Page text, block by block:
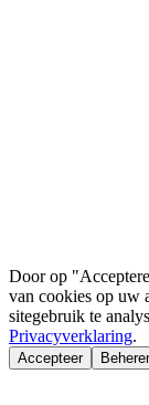
Door op
van cookies op uw
sitegebruik te
Privacyverklaring.
Accepteer